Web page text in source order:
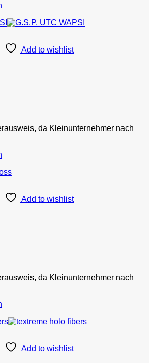
Add to wishlist
da Kleinunternehmer nach
Add to wishlist
da Kleinunternehmer nach
Add to wishlist